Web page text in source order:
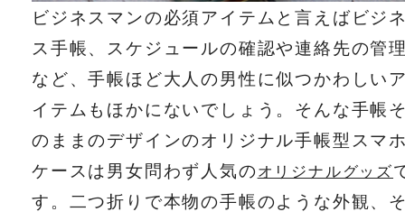
ビジネスマンの必須アイテムと言えばビジ
ス手帳、スケジュールの確認や連絡先の管
など、手帳ほど大人の男性に似つかわしい
イテムもほかにないでしょう。そんな手帳
のままのデザインのオリジナル手帳型スマ
ケースは男女問わず人気のオリジナルグッズ
す。二つ折りで本物の手帳のような外観、